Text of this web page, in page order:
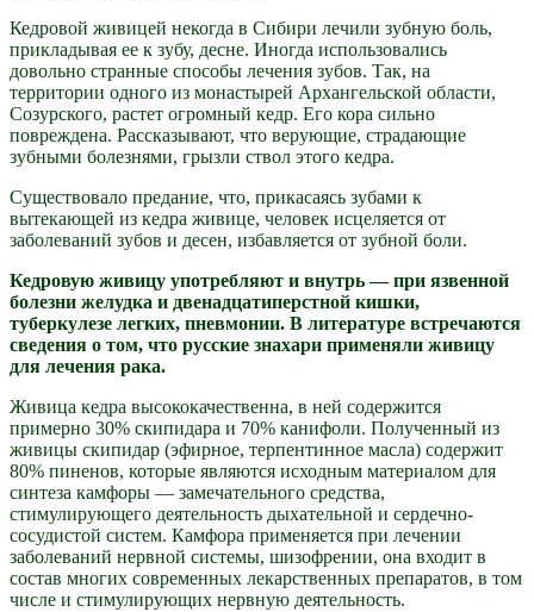
Кедровой живицей некогда в Сибири лечили зубную боль,
прикладывая ее к зубу, десне. Иногда использовались
довольно странные способы лечения зубов. Так, на
территории одного из монастырей Архангельской области,
Созурского, растет огромный кедр. Его кора сильно
повреждена. Рассказывают, что верующие, страдающие
зубными болезнями, грызли ствол этого кедра.
Существовало предание, что, прикасаясь зубами к
вытекающей из кедра живице, человек исцеляется от
заболеваний зубов и десен, избавляется от зубной боли.
Кедровую живицу употребляют и внутрь — при язвенной
болезни желудка и двенадцатиперстной кишки,
туберкулезе легких, пневмонии. В литературе встречаются
сведения о том, что русские знахари применяли живицу
для лечения рака.
Живица кедра высококачественна, в ней содержится
примерно 30% скипидара и 70% канифоли. Полученный из
живицы скипидар (эфирное, терпентинное масла) содержит
80% пиненов, которые являются исходным материалом для
синтеза камфоры — замечательного средства,
стимулирующего деятельность дыхательной и сердечно-
сосудистой систем. Камфора применяется при лечении
заболеваний нервной системы, шизофрении, она входит в
состав многих современных лекарственных препаратов, в том
числе и стимулирующих нервную деятельность.